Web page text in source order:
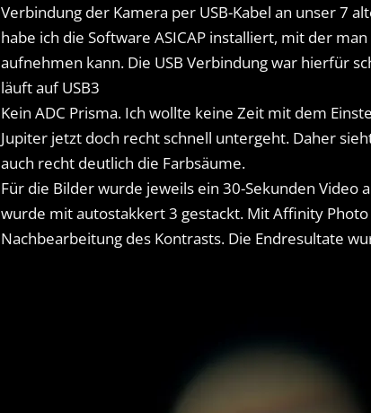
Verbindung der Kamera per USB-Kabel an unser 7
habe ich die Software ASICAP installiert, mit der
aufnehmen kann. Die USB Verbindung war hierfür
läuft auf USB3
Kein ADC Prisma. Ich wollte keine Zeit mit dem
Jupiter jetzt doch recht schnell untergeht. Daher
auch recht deutlich die Farbsäume.
Für die Bilder wurde jeweils ein 30-Sekunden Video
wurde mit autostakkert 3 gestackt. Mit Affinity
Nachbearbeitung des Kontrasts. Die Endresultate